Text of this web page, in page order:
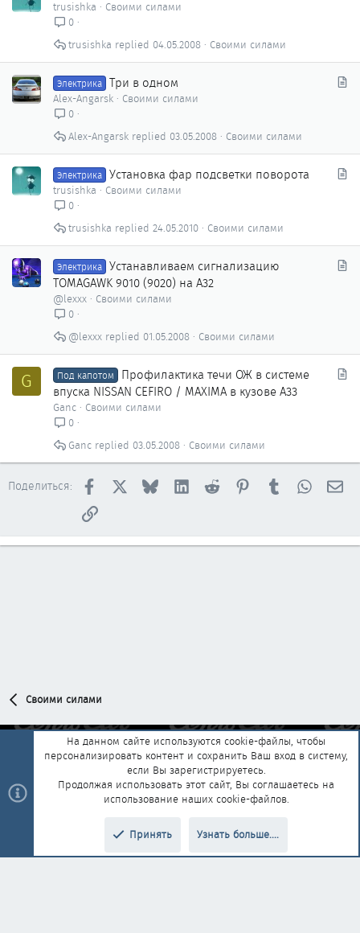
я
trusishka
Своими силами
0
Своими силами
04.05.2008
trusishka
я
Электрика Три в одном
Alex-Angarsk
Своими силами
0
Своими силами
03.05.2008
Alex-Angarsk
я
Электрика Установка фар подсветки поворота
trusishka
Своими силами
0
Своими силами
24.05.2010
trusishka
Электрика Устанавливаем сигнализацию
TOMAGAWK 9010 (9020) на А32
@lexxx
Своими силами
0
Своими силами
01.05.2008
@lexxx
G Под капотом
Профилактика течи ОЖ в системе
впуска NISSAN CEFIRO / MAXIMA в кузове A33
Ganc
Своими силами
0
Своими силами
03.05.2008
Ganc
Поделиться: Facebook BlueskyLinkedInReddit PinterestTumblr
Ссылка
Своими силами
Обратная связь
Условия и правила
Политика конфиденциальности
Помощь Главная
R
add-ons by ThemeHouse Перевод от Jumuro®
На данном сайте используются cookie-файлы, чтобы
персонализировать контент и сохранить Ваш вход в систему,
если Вы зарегистрируетесь.
Продолжая использовать этот сайт, Вы соглашаетесь на
использование наших cookie-файлов.
Принять Узнать больше....